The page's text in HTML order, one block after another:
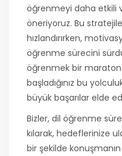
öğrenmeyi daha etkili
öneriyoruz. Bu
hızlandırırken,
öğrenme sürecini
öğrenmek bir maraton
başladığınız bu
büyük başarılar elde
Bizler, dil öğrenme
kılarak, hedeflerinize
bir şekilde konuşmanın